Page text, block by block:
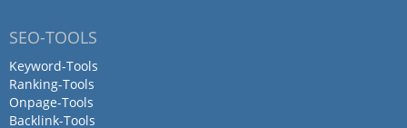
SEO-TOOLS
Keyword-Tools
Ranking-Tools
Onpage-Tools
Backlink-Tools